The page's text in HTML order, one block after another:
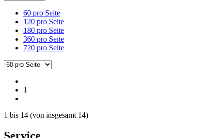
60 pro Seite
120 pro Seite
180 pro Seite
360 pro Seite
720 pro Seite
1
1 bis 14 (von insgesamt 14)
Service